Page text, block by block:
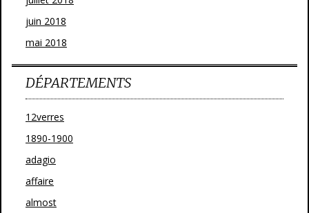
juin 2018
mai 2018
DÉPARTEMENTS
12verres
1890-1900
adagio
affaire
almost